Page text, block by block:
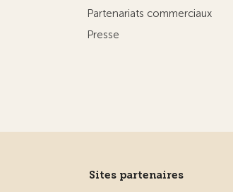
Partenariats commerciaux
Presse
Sites partenaires